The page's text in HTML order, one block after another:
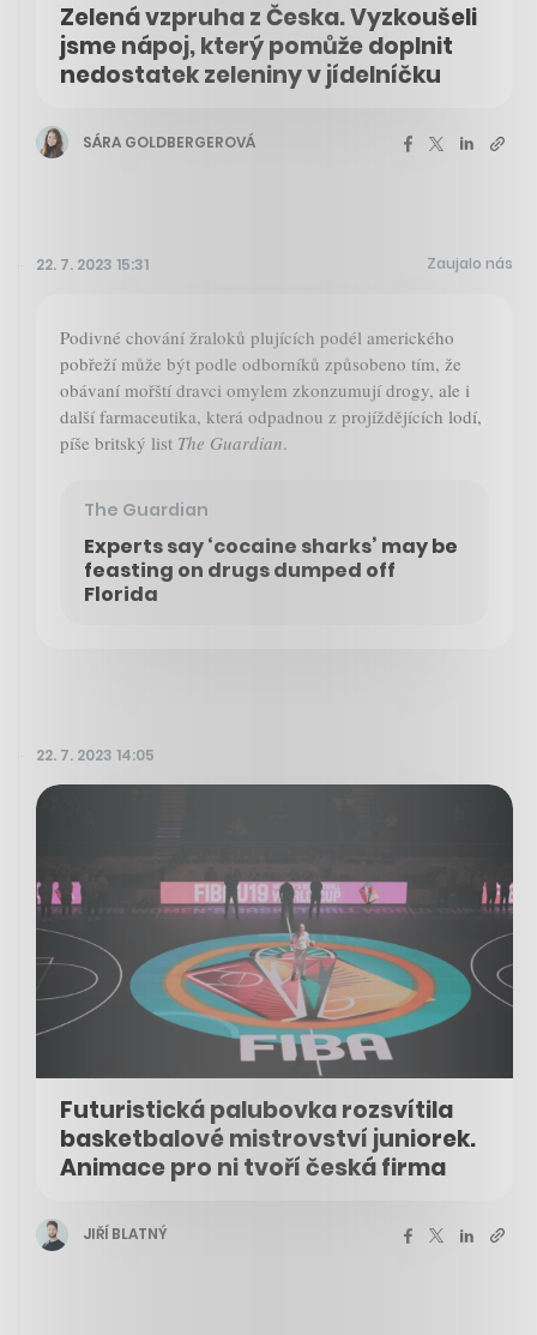
Zelená vzpruha z Česka. Vyzkoušeli
jsme nápoj, který pomůže doplnit
nedostatek zeleniny v jídelníčku
SÁRA GOLDBERGEROVÁ
22. 7. 2023 15:31 Zaujalo nás
Podivné chování žraloků plujících podél amerického
pobřeží může být podle odborníků způsobeno tím, že
obávaní mořští dravci omylem zkonzumují drogy, ale i
další farmaceutika, která odpadnou z projíždějících lodí,
píše britský list The Guardian.
The Guardian
Experts say ‘cocaine sharks’ may be
feasting on drugs dumped off
Florida
22. 7. 2023 14:05
Futuristická palubovka rozsvítila
basketbalové mistrovství juniorek.
Animace pro ni tvoří česká firma
JIŘÍ BLATNÝ